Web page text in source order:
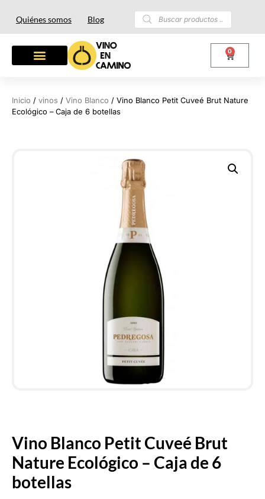
Quiénes somos Blog
0
Inicio / vinos / Vino Blanco / Vino Blanco Petit Cuveé Brut Nature
Ecológico – Caja de 6 botellas
Vino Blanco Petit Cuveé Brut
Nature Ecológico – Caja de 6
botellas